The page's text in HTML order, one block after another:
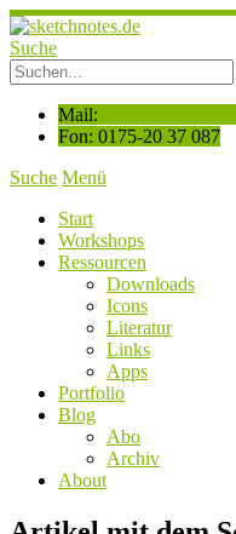
Suche
Mail:
Fon: 0175-20 37 087
Suche Menü
Start
Workshops
Ressourcen
Downloads
Icons
Literatur
Links
Apps
Portfolio
Blog
Abo
Archiv
About